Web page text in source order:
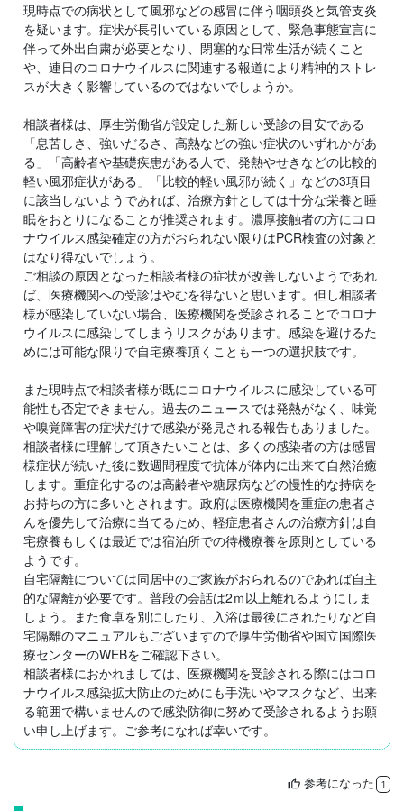
現時点での病状として風邪などの感冒に伴う咽頭炎と気管支炎
を疑います。症状が長引いている原因として、緊急事態宣言に
伴って外出自粛が必要となり、閉塞的な日常生活が続くこと
や、連日のコロナウイルスに関連する報道により精神的ストレ
スが大きく影響しているのではないでしょうか。
相談者様は、厚生労働省が設定した新しい受診の目安である
「息苦しさ、強いだるさ、高熱などの強い症状のいずれかがあ
る」「高齢者や基礎疾患がある人で、発熱やせきなどの比較的
軽い風邪症状がある」「比較的軽い風邪が続く」などの3項目
に該当しないようであれば、治療方針としては十分な栄養と睡
眠をおとりになることが推奨されます。濃厚接触者の方にコロ
ナウイルス感染確定の方がおられない限りはPCR検査の対象と
はなり得ないでしょう。
ご相談の原因となった相談者様の症状が改善しないようであれ
ば、医療機関への受診はやむを得ないと思います。但し相談者
様が感染していない場合、医療機関を受診されることでコロナ
ウイルスに感染してしまうリスクがあります。感染を避けるた
めには可能な限りで自宅療養頂くことも一つの選択肢です。
また現時点で相談者様が既にコロナウイルスに感染している可
能性も否定できません。過去のニュースでは発熱がなく、味覚
や嗅覚障害の症状だけで感染が発見される報告もありました。
相談者様に理解して頂きたいことは、多くの感染者の方は感冒
様症状が続いた後に数週間程度で抗体が体内に出来て自然治癒
します。重症化するのは高齢者や糖尿病などの慢性的な持病を
お持ちの方に多いとされます。政府は医療機関を重症の患者さ
んを優先して治療に当てるため、軽症患者さんの治療方針は自
宅療養もしくは最近では宿泊所での待機療養を原則としている
ようです。
自宅隔離については同居中のご家族がおられるのであれば自主
的な隔離が必要です。普段の会話は2ｍ以上離れるようにしま
しょう。また食卓を別にしたり、入浴は最後にされたりなど自
宅隔離のマニュアルもございますので厚生労働省や国立国際医
療センターのWEBをご確認下さい。
相談者様におかれましては、医療機関を受診される際にはコロ
ナウイルス感染拡大防止のためにも手洗いやマスクなど、出来
る範囲で構いませんので感染防御に努めて受診されるようお願
thumb_up 参考になった 1